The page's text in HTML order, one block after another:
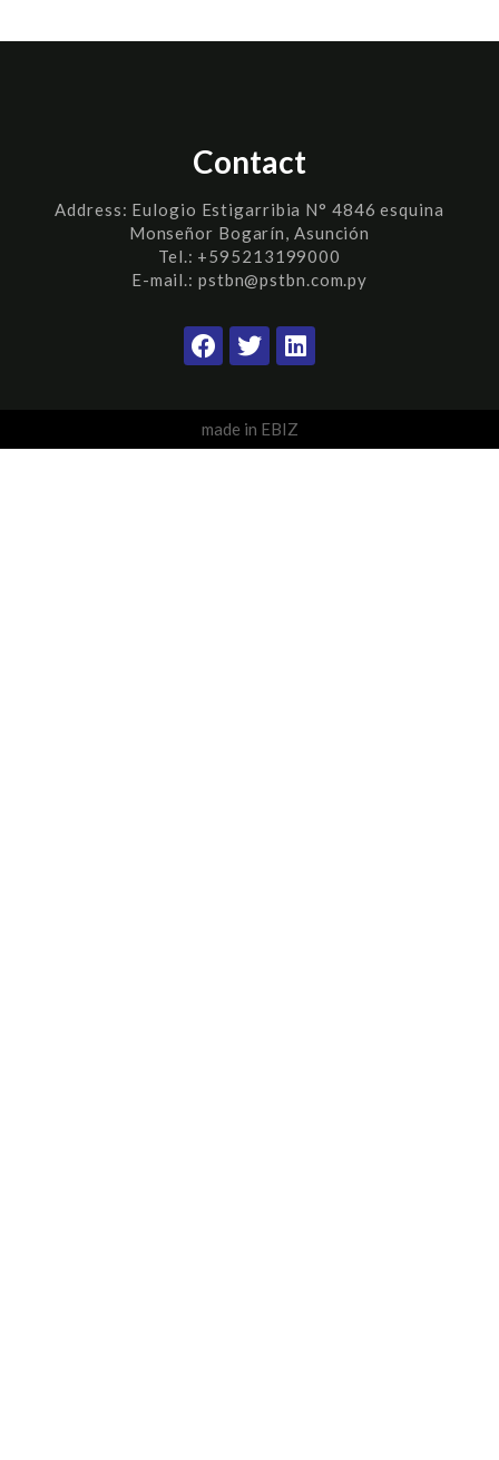
Contact
Address: Eulogio Estigarribia N° 4846 esquina
Monseñor Bogarín, Asunción
Tel.: +595213199000
E-mail.: pstbn@pstbn.com.py
made in EBIZ